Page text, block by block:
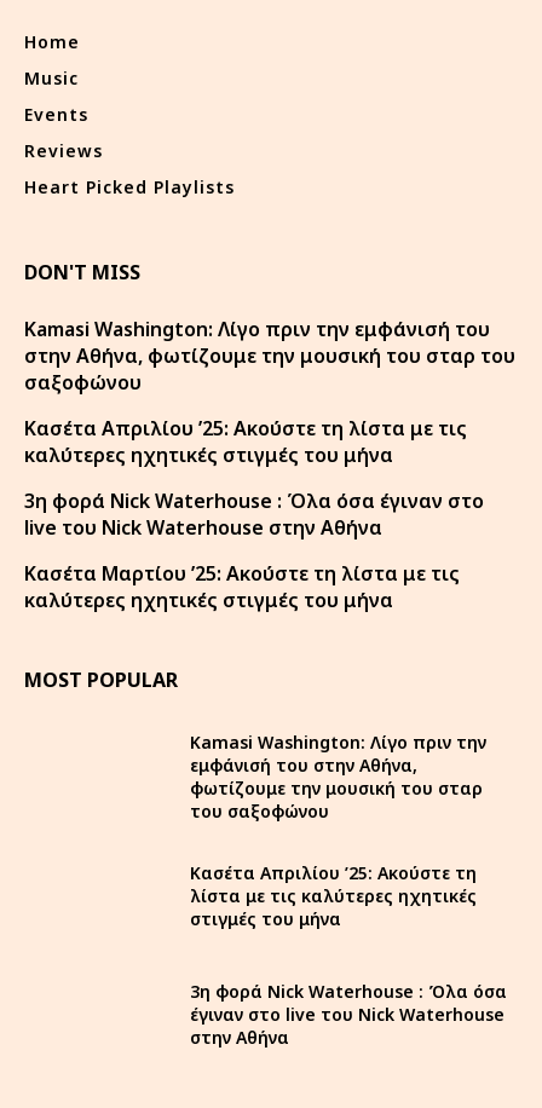
Home
Music
Events
Reviews
Heart Picked Playlists
DON'T MISS
Kamasi Washington: Λίγο πριν την εμφάνισή του
στην Αθήνα, φωτίζουμε την μουσική του σταρ του
σαξοφώνου
Κασέτα Απριλίου ’25: Ακούστε τη λίστα με τις
καλύτερες ηχητικές στιγμές του μήνα
3η φορά Nick Waterhouse : Όλα όσα έγιναν στο
live του Nick Waterhouse στην Αθήνα
Κασέτα Μαρτίου ’25: Ακούστε τη λίστα με τις
καλύτερες ηχητικές στιγμές του μήνα
MOST POPULAR
Kamasi Washington: Λίγο πριν την
εμφάνισή του στην Αθήνα,
φωτίζουμε την μουσική του σταρ
του σαξοφώνου
Κασέτα Απριλίου ’25: Ακούστε τη
λίστα με τις καλύτερες ηχητικές
στιγμές του μήνα
3η φορά Nick Waterhouse : Όλα όσα
έγιναν στο live του Nick Waterhouse
στην Αθήνα